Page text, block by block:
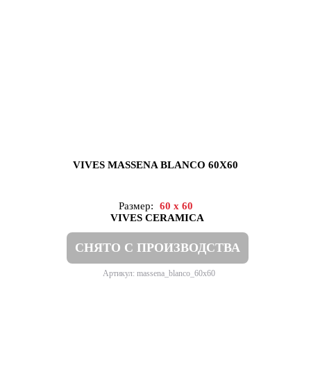
VIVES MASSENA BLANCO 60X60
Размер:
60 x 60
VIVES CERAMICA
СНЯТО С ПРОИЗВОДСТВА
Артикул: massena_blanco_60x60